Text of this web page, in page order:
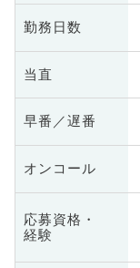
勤務日数
当直
早番／遅番
オンコール
応募資格・
経験